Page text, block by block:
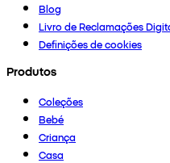
Blog
Livro de Reclamações
Definições de cookies
Produtos
Coleções
Bebé
Criança
Casa